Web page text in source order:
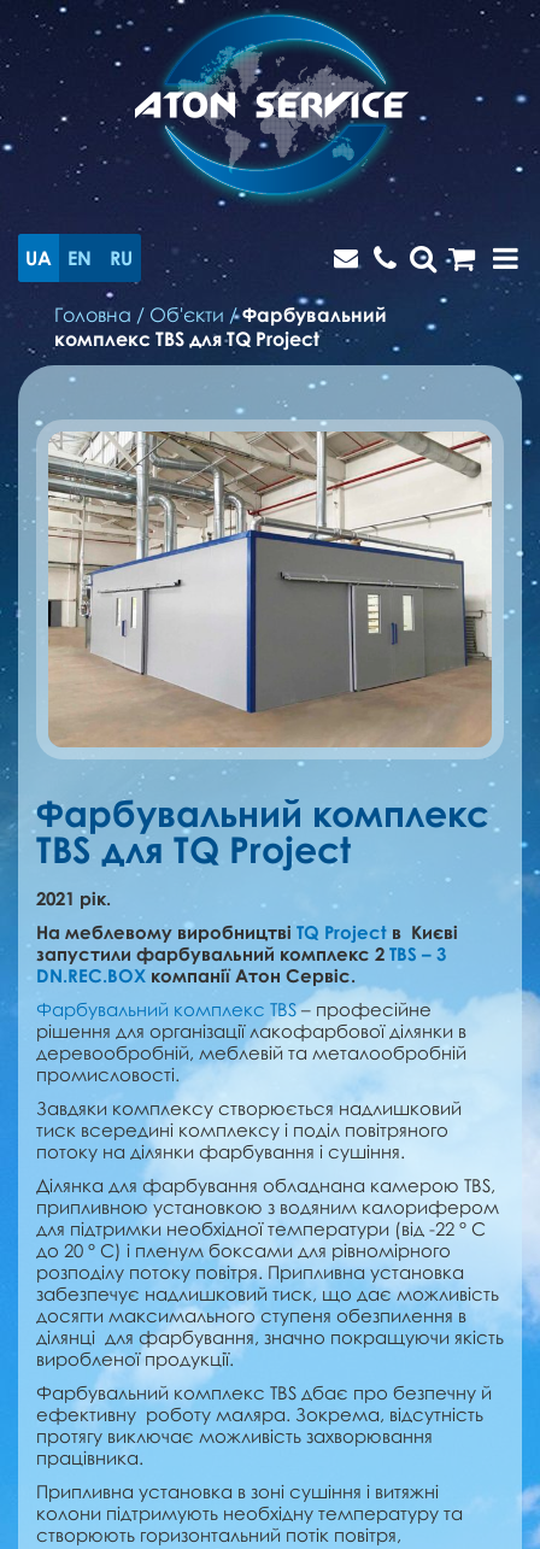
UA EN RU
Головна / Об'єкти /Фарбувальний
комплекс TBS для TQ Project
Фарбувальний комплекс
TBS для TQ Project
2021 рік.
На меблевому виробництві TQ Project в Києві
запустили фарбувальний комплекс 2 TBS – 3
DN.REC.BOX компанії Атон Сервіс.
Фарбувальний комплекс TBS– професійне
рішення для організації лакофарбової ділянки в
деревообробній, меблевій та металообробній
промисловості.
Завдяки комплексу створюється надлишковий
тиск всередині комплексу і поділ повітряного
потоку на ділянки фарбування і сушіння.
Ділянка для фарбування обладнана камерою TBS,
припливною установкою з водяним калорифером
для підтримки необхідної температури (від -22 ° С
до 20 ° С) і пленум боксами для рівномірного
розподілу потоку повітря. Припливна установка
забезпечує надлишковий тиск, що дає можливість
досягти максимального ступеня обезпилення в
ділянці для фарбування, значно покращуючи якість
виробленої продукції.
Фарбувальний комплекс TBS дбає про безпечну й
ефективну роботу маляра. Зокрема, відсутність
протягу виключає можливість захворювання
працівника.
Припливна установка в зоні сушіння і витяжні
колони підтримують необхідну температуру та
створюють горизонтальний потік повітря,